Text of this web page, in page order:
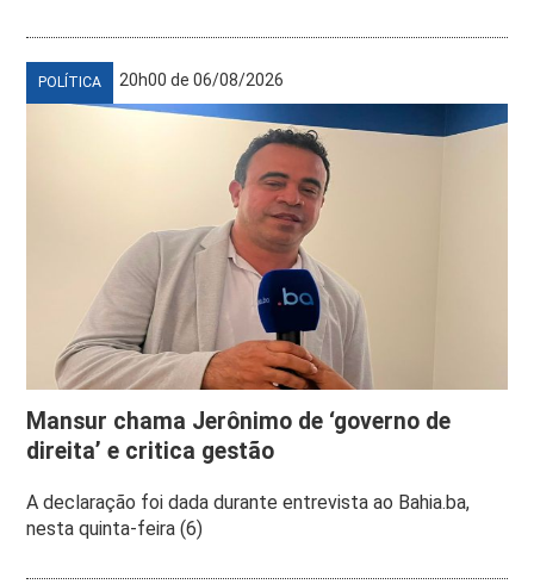
POLÍTICA 20h00 de 06/08/2026
Mansur chama Jerônimo de ‘governo de
direita’ e critica gestão
A declaração foi dada durante entrevista ao Bahia.ba,
nesta quinta-feira (6)